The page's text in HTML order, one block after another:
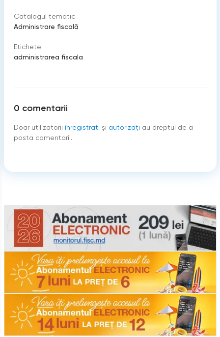
Catalogul tematic
Administrare fiscală
Etichete:
administrarea fiscala
0 comentarii
Doar utilizatorii înregistraţi şi autorizați au dreptul de a
posta comentarii.